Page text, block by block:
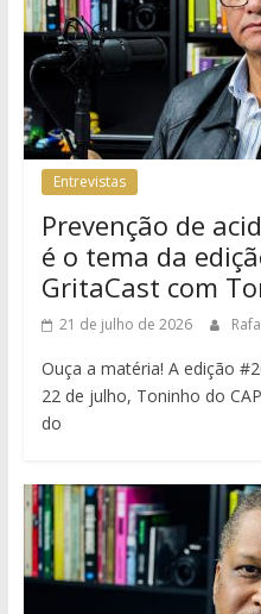
Entrevistas
Prevenção de
é o tema da
GritaCast com
21 de julho de 2026
Ouça a matéria! A edição
22 de julho, Toninho do
do